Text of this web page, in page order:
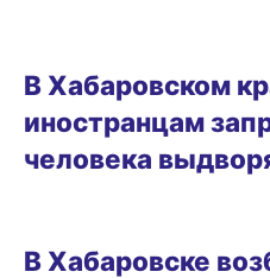
В Хабаровском
иностранцам
человека
В Хабаровске